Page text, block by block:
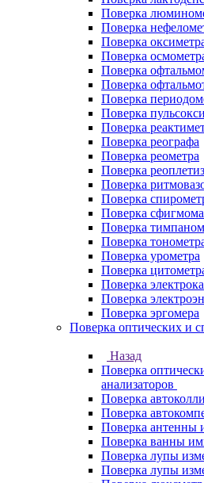
Поверка
Поверка
Поверка
Поверка
Поверка
Поверка
Поверка
Поверка
Поверка
Поверка реографа
Поверка реометра
Поверка
Поверка
Поверка
Поверка
Поверка
Поверка
Поверка урометра
Поверка
Поверка
Поверка
Поверка эргомера
Поверка оптических и
Назад
Поверка
анализаторов
Поверка
Поверка
Поверка антенны
Поверка ванны
Поверка лупы
Поверка лупы